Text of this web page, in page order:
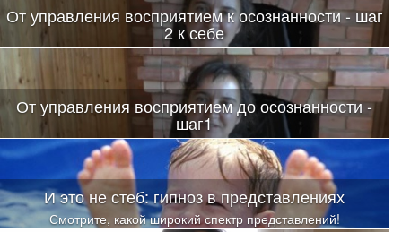
От управления восприятием к осознанности - шаг
2 к себе
От управления восприятием до осознанности -
шаг1
И это не стеб: гипноз в представлениях
Смотрите, какой широкий спектр представлений!